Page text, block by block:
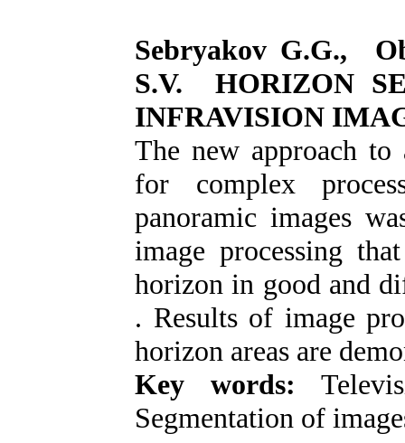
Sebryakov G.G.,
S.V. HORIZON
INFRAVISION
The new approach
for complex
panoramic images
image processing
horizon in good and
. Results of image
horizon areas are
Key words:
Segmentation of